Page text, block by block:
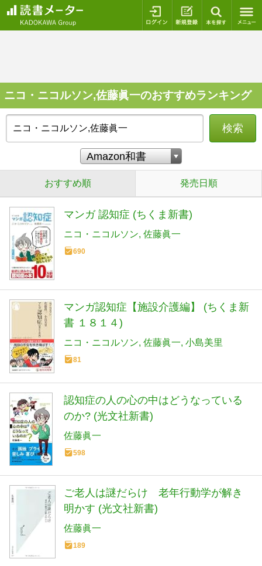
ログイン 新規登録
ニコ・ニコルソン,佐藤眞一のおすすめランキング
検索
おすすめ順 発売日順
マンガ 認知症 (ちくま新書)
ニコ・ニコルソン 佐藤眞一
690
マンガ認知症【施設介護編】 (ちくま新
書 １８１４)
ニコ・ニコルソン 佐藤眞一 小島美里
81
認知症の人の心の中はどうなっている
のか? (光文社新書)
佐藤眞一
598
ご老人は謎だらけ 老年行動学が解き
明かす (光文社新書)
佐藤眞一
189